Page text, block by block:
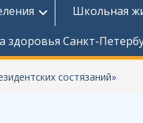
Школьная
Санкт-
состязаний»